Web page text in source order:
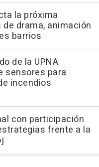
la próxima
drama, animación
barrios
de la UPNA
sensores para
incendios
con participación
frente a la